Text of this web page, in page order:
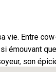
vie. Entre
émouvant que
son